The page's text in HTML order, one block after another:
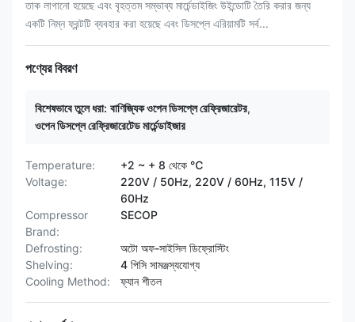
তাক লাগানো হয়েছে এবং বৃহত্তম সম্ভাব্য মার্চেন্ডাইজিং উইন্ডোটি তৈরি করার জন্য
একটি নিম্ন ফ্রন্টটি ব্যবহার করা হয়েছে এবং ডিসপ্লে এরিয়ামটি সর্ব...
পণ্যের বিবরণ
বিশেষভাবে তুলে ধরা: বাণিজ্যিক ওপেন ডিসপ্লে রেফ্রিজারেটর,
ওপেন ডিসপ্লে রেফ্রিজারেটেড মার্চেন্ডাইজার
Temperature:
+2 ~ + 8 থেকে ℃
Voltage:
220V / 50Hz, 220V / 60Hz, 115V /
60Hz
Compressor
Brand:
SECOP
Defrosting:
অটো অফ-সাইসিল ডিফ্রোস্টিং
Shelving:
4 পিসি সামঞ্জস্যযোগ্য
Cooling Method:
ফ্যান শীতল